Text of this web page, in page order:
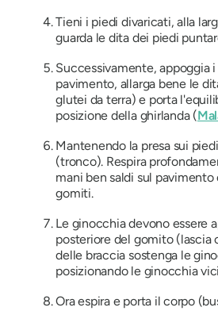
Tieni i piedi divaricati, alla
guarda le dita dei piedi
Successivamente, appoggia
pavimento, allarga bene le
glutei da terra) e porta
posizione della ghirlanda (
Mantenendo la presa sui
(tronco). Respira
mani ben saldi sul
gomiti.
Le ginocchia devono essere
posteriore del gomito (lascia
delle braccia sostenga le
posizionando le ginocchia
Ora espira e porta il corpo